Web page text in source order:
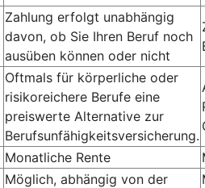
Zahlung erfolgt unabhängig
davon, ob Sie Ihren Beruf noch
ausüben können oder nicht
Oftmals für körperliche oder
risikoreichere Berufe eine
preiswerte Alternative zur
Berufsunfähigkeitsversicherung.
Monatliche Rente
Möglich, abhängig von der